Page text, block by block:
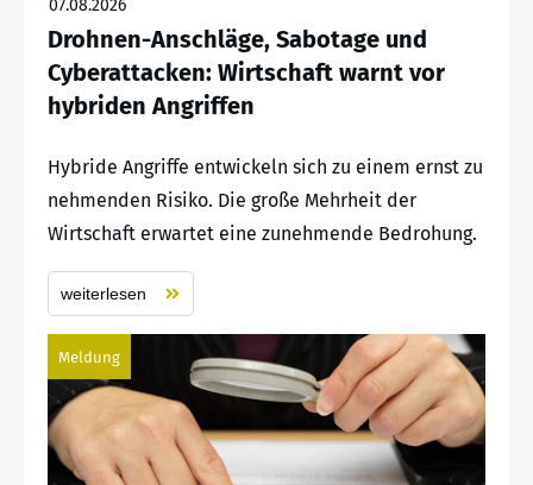
07.08.2026
Drohnen-Anschläge, Sabotage und
Cyberattacken: Wirtschaft warnt vor
hybriden Angriffen
Hybride Angriffe entwickeln sich zu einem ernst zu
nehmenden Risiko. Die große Mehrheit der
Wirtschaft erwartet eine zunehmende Bedrohung.
weiterlesen
Meldung